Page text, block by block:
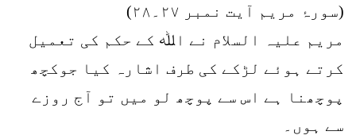
(سورۂ مریم آیت نمبر ۲۷۔۲۸)
مریم علیہ السلام نے اﷲ کے حکم کی تعمیل
کرتے ہوئے لڑکے کی طرف اشارہ کیا جوکچھ
پوچھنا ہے اس سے پوچھ لو میں تو آج روزے
سے ہوں۔